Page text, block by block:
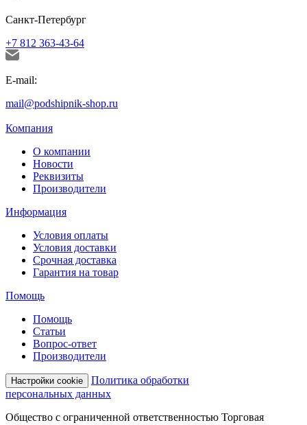
Санкт-Петербург
+7 812 363-43-64
E-mail:
mail@podshipnik-shop.ru
Компания
О компании
Новости
Реквизиты
Производители
Информация
Условия оплаты
Условия доставки
Срочная доставка
Гарантия на товар
Помощь
Помощь
Статьи
Вопрос-ответ
Производители
Настройки cookie
Политика обработки
персональных данных
Общество с ограниченной ответственностью Торговая